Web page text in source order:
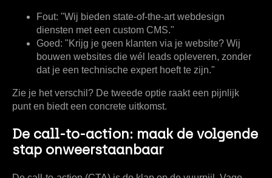
Fout: "Wij bieden state-of-the-art webdesign
diensten met een custom CMS."
Goed: "Krijg je geen klanten via je website? Wij
bouwen websites die wél leads opleveren, zonder
dat je een technische expert hoeft te zijn."
Zie je het verschil? De tweede optie raakt een pijnlijk
punt en biedt een concrete uitkomst.
De call-to-action: maak de volgende
stap onweerstaanbaar